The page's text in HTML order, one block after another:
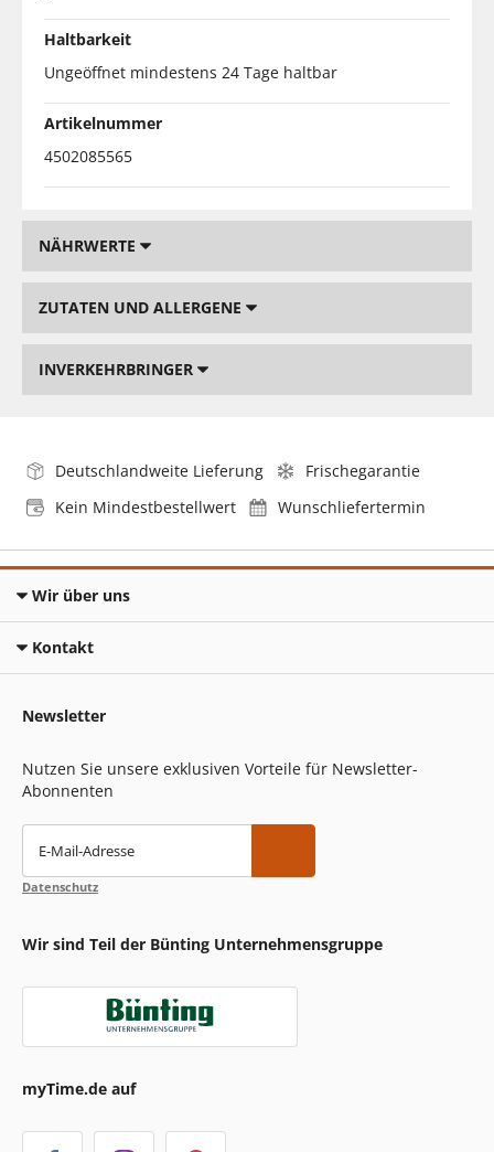
Haltbarkeit
Ungeöffnet mindestens 24 Tage haltbar
Artikelnummer
4502085565
NÄHRWERTE
ZUTATEN UND ALLERGENE
INVERKEHRBRINGER
Deutschlandweite Lieferung
Frischegarantie
Kein Mindestbestellwert
Wunschliefertermin
Wir über uns
Kontakt
Newsletter
Nutzen Sie unsere exklusiven Vorteile für Newsletter-
Abonnenten
E-Mail-Adresse
Datenschutz
Wir sind Teil der Bünting Unternehmensgruppe
myTime.de auf